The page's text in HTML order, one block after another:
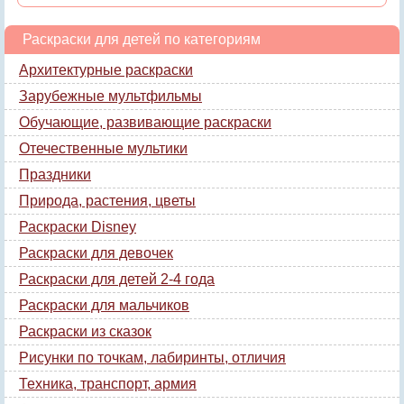
Раскраски для детей по категориям
Архитектурные раскраски
Зарубежные мультфильмы
Обучающие, развивающие раскраски
Отечественные мультики
Праздники
Природа, растения, цветы
Раскраски Disney
Раскраски для девочек
Раскраски для детей 2-4 года
Раскраски для мальчиков
Раскраски из сказок
Рисунки по точкам, лабиринты, отличия
Техника, транспорт, армия